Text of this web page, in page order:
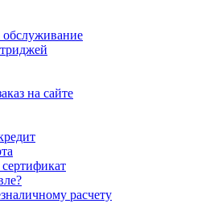
обслуживание
на сайте
расчету